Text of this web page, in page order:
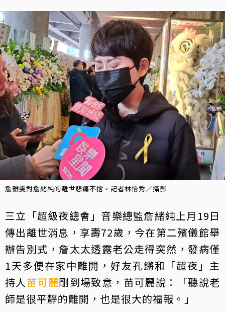
詹雅雯對詹緒純的離世悲痛不捨。記者林怡秀／攝影
三立「超級夜總會」音樂總監詹緒純上月19日
傳出離世消息，享壽72歲，今在第二殯儀館舉
辦告別式，詹太太透露老公走得突然，發病僅
1天多便在家中離開，好友孔鏘和「超夜」主
持人苗可麗剛到場致意，苗可麗說：「聽說老
師是很平靜的離開，也是很大的福報。」